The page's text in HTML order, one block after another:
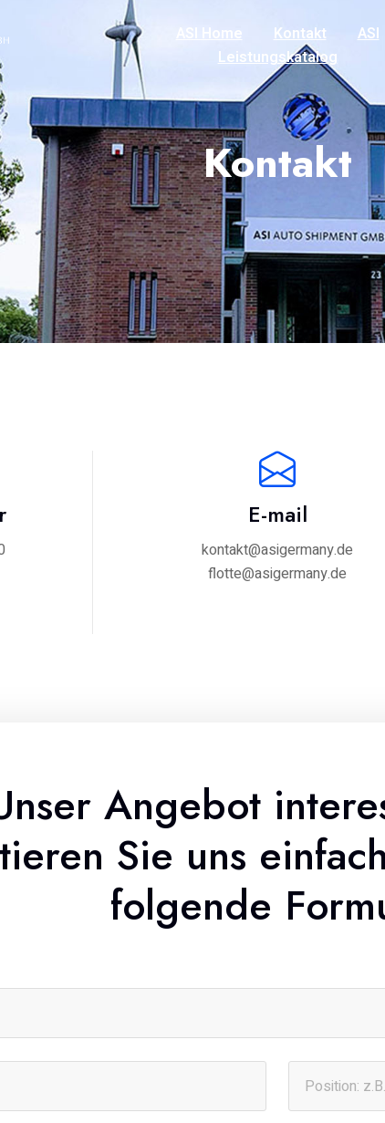
ASI Home Kontakt
ASI
Leistungskatalog
Kontakt
E-mail
kontakt@asigermany.de
flotte@asigermany.de
Angebot
Sie uns
folgende